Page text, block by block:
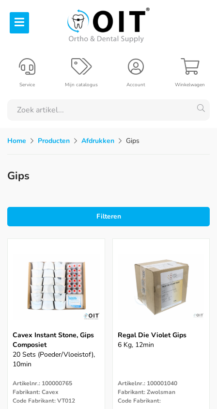
Winkelwagen
Account
Mijn catalogus
Service
Home Producten Afdrukken Gips
Gips
Filteren
Cavex Instant Stone, Gips
Composiet
20 Sets (poeder/vloeistof),
10min
Artikelnr.: 100000765
Fabrikant: Cavex
Code Fabrikant: VT012
Regal Die Violet Gips
6 Kg, 12min
Artikelnr.: 100001040
Fabrikant: Zwolsman
Code Fabrikant: